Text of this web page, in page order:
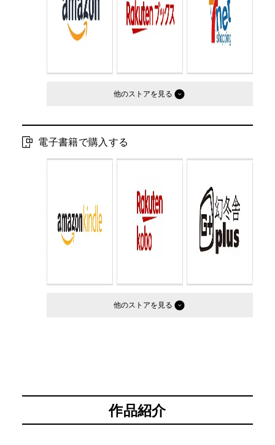
判型： 文庫判
他のストア
電子書籍で購入する
他のストア
作品紹介